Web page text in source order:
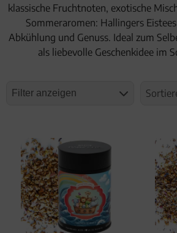
klassische Fruchtnoten, exotische
Sommeraromen: Hallingers
Abkühlung und Genuss. Ideal zum
als liebevolle Geschenkidee im
Filter anzeigen